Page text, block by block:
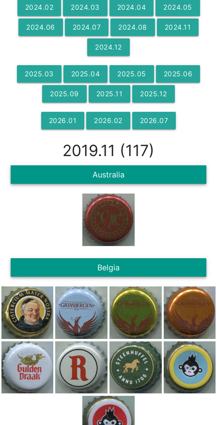
2024.02 2024.03 2024.04 2024.05
2024.06 2024.07 2024.08 2024.11
2024.12
2025.03 2025.04 2025.05 2025.06
2025.09 2025.11 2025.12
2026.01 2026.02 2026.07
2019.11 (117)
Australia
Belgia